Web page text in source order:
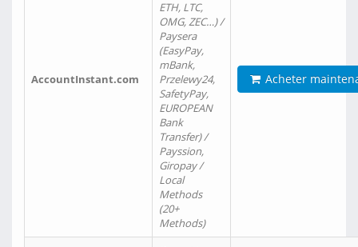
AccountInstant.com
ETH, LTC,
OMG, ZEC…) /
Paysera
(EasyPay,
mBank,
Przelewy24,
SafetyPay,
EUROPEAN
Bank
Transfer) /
Payssion,
Giropay /
Local
Methods
(20+
Methods)
Acheter